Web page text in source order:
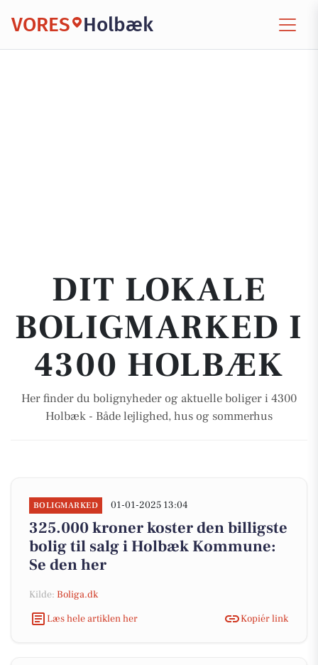
VORES Holbæk
DIT LOKALE
BOLIGMARKED I
4300 HOLBÆK
Her finder du bolignyheder og aktuelle boliger i 4300
Holbæk - Både lejlighed, hus og sommerhus
BOLIGMARKED 01-01-2025 13:04
325.000 kroner koster den billigste
bolig til salg i Holbæk Kommune:
Se den her
Kilde: Boliga.dk
Læs hele artiklen her
Kopiér link